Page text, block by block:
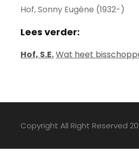
Hof, Sonny Eugène (1932-)
Lees verder:
Hof, S.E.Wat heet
Copyright All Right Reserved